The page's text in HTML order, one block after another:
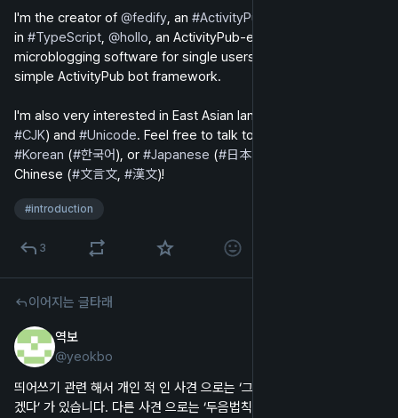
I'm the creator of @fedify, an #ActivityPub
in #TypeScript, @hollo, an ActivityPub-enabled
microblogging software for single users, and
simple ActivityPub bot framework.
#CJK) and #Unicode. Feel free to talk to me in
#Korean (#한국어), or #Japanese (#日本語
Chinese (#文言文, #漢文)!
#introduction
3
이어지는 글타래
역보
@yeokbo
띄어쓰기 관련 해서 개인 적 인 사견 으로는 ‘그냥 조사 도 띄어 쓰면 좋
겠다’ 가 있습니다. 다른 사견 으로는 ‘두음법칙 도 인정 말라‘ 가 있습니